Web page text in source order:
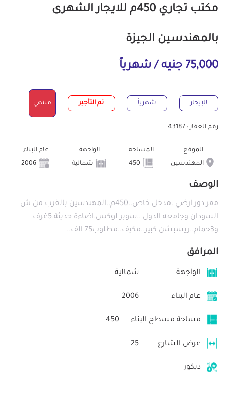
مكتب تجاري 450م للايجار الشهرى
بالمهندسين الجيزة
75,000 جنيه / شهرياً
للإيجار شهرياً تم التأجير منتهي
رقم العقار : 43187
الموقع
المهندسين
المساحة
الواجهة
شمالية
عام البناء
الوصف
مقر دور ارضي .مدخل خاص..450م..المهندسين بالقرب من ش
السودان وجامعه الدول ..سوبر لوكس.اضاءة حديثة.5غرف
و3حمام..ريسبشن كبير..مكيف..مطلوب75 الف..
المرافق
الواجهة شمالية
عام البناء 2006
مساحة مسطح البناء 450
عرض الشارع 25
ديكور